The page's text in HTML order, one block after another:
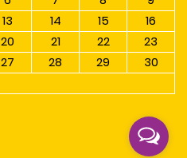
13 14 15
16
20 21 22
23
27 28 29
30